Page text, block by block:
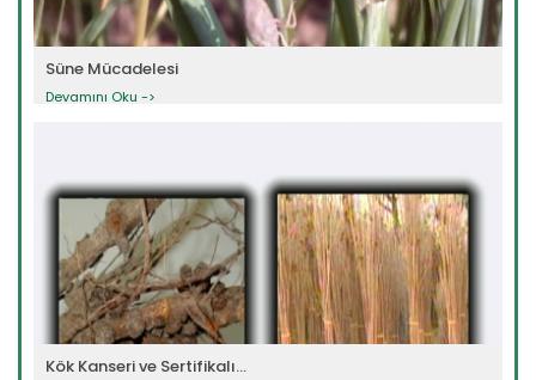
Süne Mücadelesi
Devamını Oku ->
Kök Kanseri ve Sertifikalı...